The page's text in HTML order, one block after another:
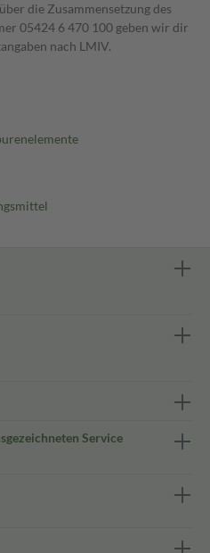
die Zusammensetzung des
05424 6 470 100 geben wir dir
nach LMIV.
Service